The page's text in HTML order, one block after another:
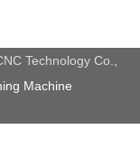
Technology Co.,
Machine